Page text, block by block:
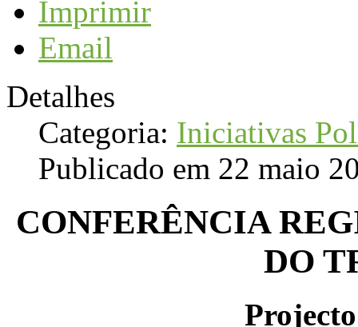
Imprimir
Email
Detalhes
Categoria: Iniciativas
Publicado em 22 maio
CONFERÊNCIA
DO